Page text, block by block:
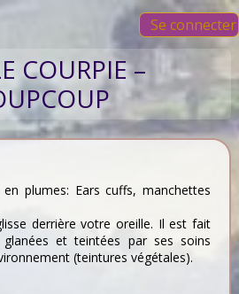
Se connecter
COURPIE –
plumes: Ears cuffs, manchettes
derrière votre oreille. Il est fait
et teintées par ses soins
(teintures végétales).